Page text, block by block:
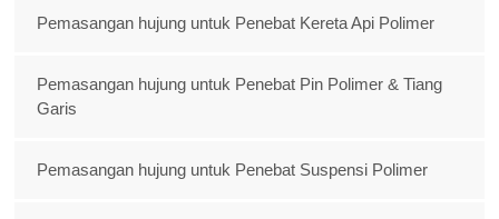
Pemasangan hujung untuk Penebat Kereta Api Polimer
Pemasangan hujung untuk Penebat Pin Polimer & Tiang
Garis
Pemasangan hujung untuk Penebat Suspensi Polimer